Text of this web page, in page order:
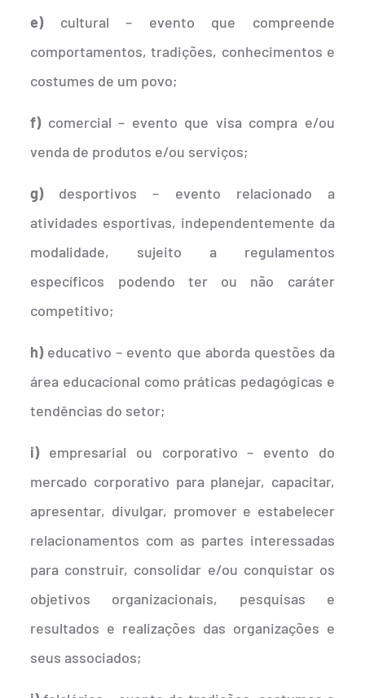
e)cultural – evento que compreende
comportamentos, tradições, conhecimentos e
costumes de um povo;
f)comercial – evento que visa compra e/ou
venda de produtos e/ou serviços;
g)desportivos – evento relacionado a
atividades esportivas, independentemente da
modalidade, sujeito a regulamentos
específicos podendo ter ou não caráter
competitivo;
h)educativo – evento que aborda questões da
área educacional como práticas pedagógicas e
tendências do setor;
i)empresarial ou corporativo – evento do
mercado corporativo para planejar, capacitar,
apresentar, divulgar, promover e estabelecer
relacionamentos com as partes interessadas
para construir, consolidar e/ou conquistar os
objetivos organizacionais, pesquisas e
resultados e realizações das organizações e
seus associados;